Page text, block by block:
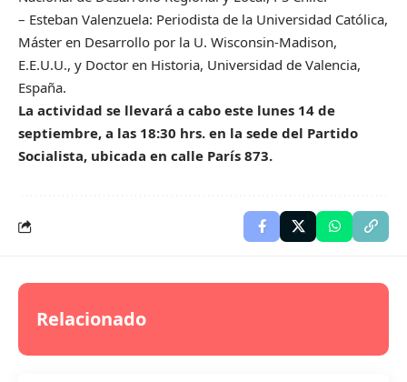
– Esteban Valenzuela: Periodista de la Universidad Católica,
Máster en Desarrollo por la U. Wisconsin-Madison,
E.E.U.U., y Doctor en Historia, Universidad de Valencia,
España.
La actividad se llevará a cabo este lunes 14 de
septiembre, a las 18:30 hrs. en la sede del Partido
Socialista, ubicada en calle París 873.
Relacionado